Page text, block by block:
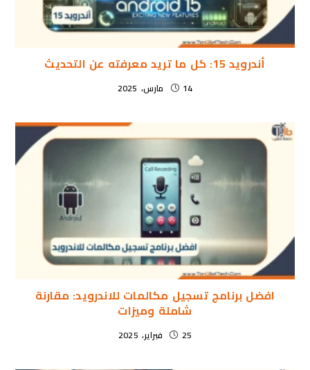
أندرويد 15: كل ما تريد معرفته عن التحديث
14 مارس، 2025
افضل برنامج تسجيل مكالمات للاندرويد: مقارنة
شاملة وميزات
25 فبراير، 2025